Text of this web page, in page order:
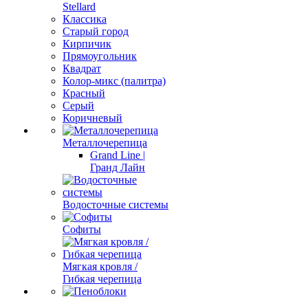
Stellard
Классика
Старый город
Кирпичик
Прямоугольник
Квадрат
Колор-микс (палитра)
Красный
Серый
Коричневый
Металлочерепица
Grand Line |
Гранд Лайн
Водосточные системы
Софиты
Мягкая кровля /
Гибкая черепица